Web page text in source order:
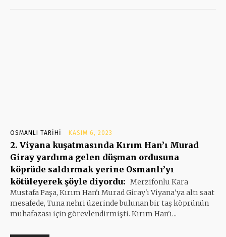
OSMANLI TARIHI KASIM 6, 2023
2. Viyana kuşatmasında Kırım Han’ı Murad
Giray yardıma gelen düşman ordusuna
köprüde saldırmak yerine Osmanlı’yı
kötüleyerek şöyle diyordu: Merzifonlu Kara
Mustafa Paşa, Kırım Han'ı Murad Giray'ı Viyana'ya altı saat
mesafede, Tuna nehri üzerinde bulunan bir taş köprünün
muhafazası için görevlendirmişti. Kırım Han'ı...